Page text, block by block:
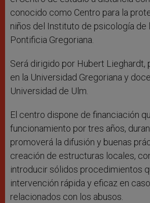
conocido como Centro para la
niños del Instituto de psicología de
Pontificia Gregoriana.
Será dirigido por Hubert Lieghardt,
en la Universidad Gregoriana y
Universidad de Ulm.
El centro dispone de financiación
funcionamiento por tres años,
promoverá la difusión y buenas
creación de estructuras locales,
introducir sólidos procedimientos
intervención rápida y eficaz en
relacionados con los abusos.